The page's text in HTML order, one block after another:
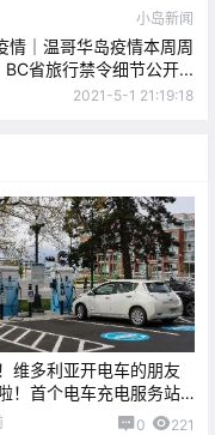
小岛新闻
情｜温哥华岛疫情本周周
BC省旅行禁令细节公开...
2021-5-1 21:19:18
维多利亚开电车的朋友
！首个电车充电服务站
！！
0 221